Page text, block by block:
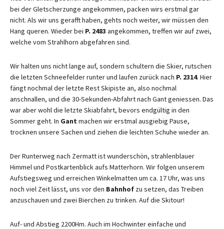
bei der Gletscherzunge angekommen, packen wirs erstmal gar
nicht. Als wir uns gerafft haben, gehts noch weiter, wir müssen den
Hang queren. Wieder bei P. 2483 angekommen, treffen wir auf zwei,
welche vom Strahlhorn abgefahren sind.
Wir halten uns nicht lange auf, sondern schultern die Skier, rutschen
die letzten Schneefelder runter und laufen zurück nach P. 2314. Hier
fängt nochmal der letzte Rest Skipiste an, also nochmal
anschnallen, und die 30-Sekunden-Abfahrt nach Gant geniessen. Das
war aber wohl die letzte Skiabfahrt, bevors endgültig in den
Sommer geht. In Gant machen wir erstmal ausgiebig Pause,
trocknen unsere Sachen und ziehen die leichten Schuhe wieder an.
Der Runterweg nach Zermatt ist wunderschön, strahlenblauer
Himmel und Postkartenblick aufs Matterhorn. Wir folgen unserem
Aufstiegsweg und erreichen Winkelmatten um ca. 17 Uhr, was uns
noch viel Zeit lässt, uns vor den Bahnhof zu setzen, das Treiben
anzuschauen und zwei Bierchen zu trinken. Auf die Skitour!
Auf- und Abstieg 2200Hm. Auch im Hochwinter einfache und